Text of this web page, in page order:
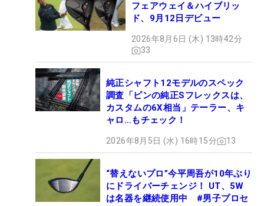
フェアウェイ＆ハイブリッ
ド、9月12日デビュー
2026年8月6日 (木) 13時42分
33
純正シャフト12モデルのスペック
調査「ピンの純正Sフレックスは、
カスタムの6X相当」テーラー、キ
ャロ…もチェック！
2026年8月5日 (水) 16時15分 13
“替えないプロ”今平周吾が10年ぶり
にドライバーチェンジ！ UT、5W
は名器を継続使用中 #男子プロセ